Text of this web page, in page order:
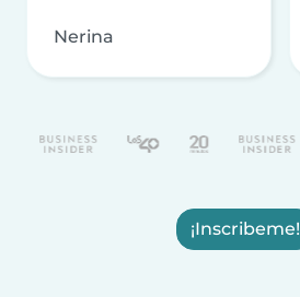
Nerina
¡Inscribeme!